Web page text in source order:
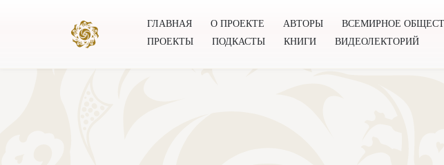
ГЛАВНАЯ О ПРОЕКТЕ АВТОРЫ ВСЕМИРНОЕ
ПРОЕКТЫ
ПОДКАСТЫ КНИГИ ВИДЕОЛЕКТОРИЙ